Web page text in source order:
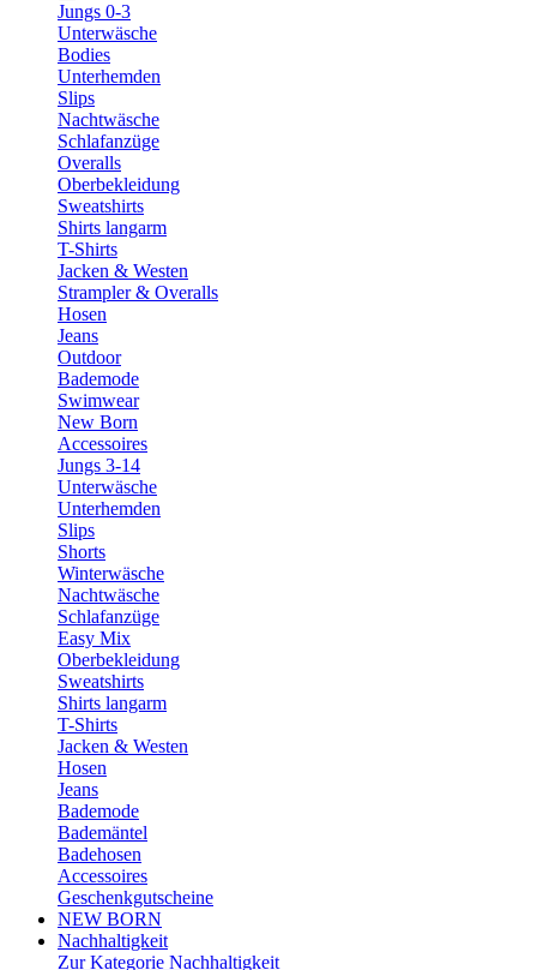
Jungs 0-3
Unterwäsche
Bodies
Unterhemden
Slips
Nachtwäsche
Schlafanzüge
Overalls
Oberbekleidung
Sweatshirts
Shirts langarm
T-Shirts
Jacken & Westen
Strampler & Overalls
Hosen
Jeans
Outdoor
Bademode
Swimwear
New Born
Accessoires
Jungs 3-14
Unterwäsche
Unterhemden
Slips
Shorts
Winterwäsche
Nachtwäsche
Schlafanzüge
Easy Mix
Oberbekleidung
Sweatshirts
Shirts langarm
T-Shirts
Jacken & Westen
Hosen
Jeans
Bademode
Bademäntel
Badehosen
Accessoires
Geschenkgutscheine
NEW BORN
Nachhaltigkeit
Zur Kategorie Nachhaltigkeit